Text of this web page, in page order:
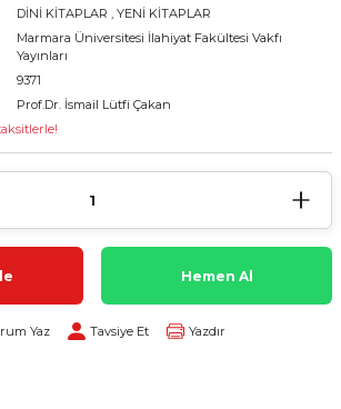
DİNİ KİTAPLAR , YENİ KİTAPLAR
Marmara Üniversitesi İlahiyat Fakültesi Vakfı
Yayınları
9371
Prof.Dr. İsmail Lütfi Çakan
Hemen Al
Yaz Tavsiye Et Yazdır